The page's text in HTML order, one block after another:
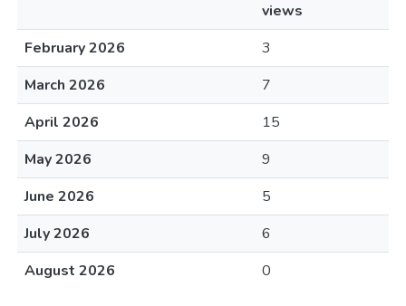
views
February 2026
3
March 2026
7
April 2026
15
May 2026
9
June 2026
5
July 2026
6
August 2026
0